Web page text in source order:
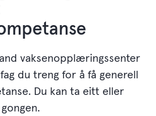
vaksenopplæringssenter
du treng for å få generell
Du kan ta eitt eller